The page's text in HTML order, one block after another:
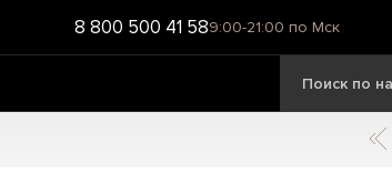
8 800 500 41 589:00-21:00 по Мск